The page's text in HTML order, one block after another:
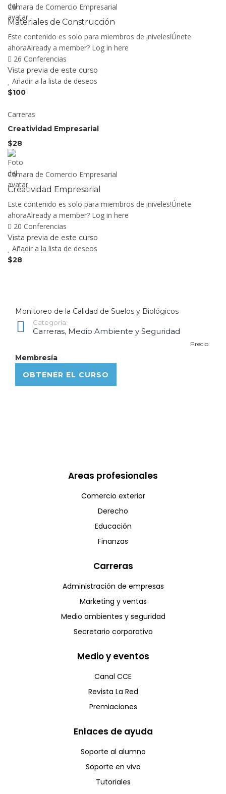
Cámara de Comercio Empresarial
Materiales de Construcción
Este contenido es solo para miembros de ¡niveles!Únete
ahoraAlready a member? Log in here
26 Conferencias
Vista previa de este curso
Añadir a la lista de deseos
$100
Carreras
Creatividad Empresarial
$28
Cámara de Comercio Empresarial
Creatividad Empresarial
Este contenido es solo para miembros de ¡niveles!Únete
ahoraAlready a member? Log in here
20 Conferencias
Vista previa de este curso
Añadir a la lista de deseos
$28
Monitoreo de la Calidad de Suelos y Biológicos
Categoría:
Carreras, Medio Ambiente y Seguridad
Precio:
Membresía
OBTENER EL CURSO
Areas profesionales
Comercio exterior
Derecho
Educación
Finanzas
Carreras
Administración de empresas
Marketing y ventas
Medio ambientes y seguridad
Secretario corporativo
Medio y eventos
Canal CCE
Revista La Red
Premiaciones
Enlaces de ayuda
Soporte al alumno
Soporte en vivo
Tutoriales